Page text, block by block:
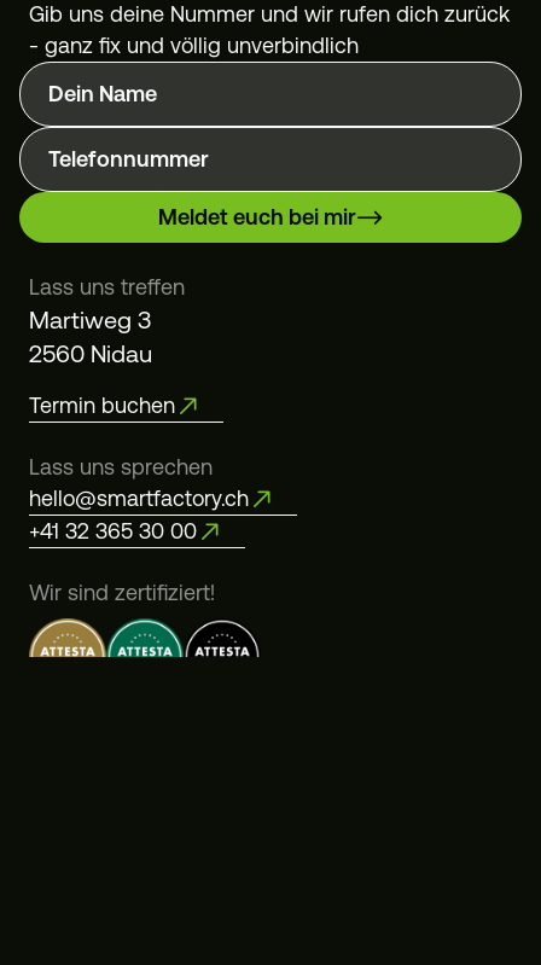
Lass uns treffen
Martiweg 3
2560 Nidau
Termin buchen
Lass uns sprechen
hello@smartfactory.ch
+41 32 365 30 00
Wir sind zertifiziert!
Gib uns deine Nummer und wir rufen dich zurück
- ganz fix und völlig unverbindlich
Dein Name
Telefonnummer
Meldet euch bei mir